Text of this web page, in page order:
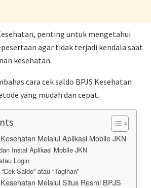
penting untuk mengetahui
agar tidak terjadi kendala saat
kesehatan.
cara cek saldo BPJS Kesehatan
yang mudah dan cepat.
Melalui Aplikasi Mobile JKN
Instal Aplikasi Mobile JKN
Login
Saldo” atau “Tagihan”
Melalui Situs Resmi BPJS